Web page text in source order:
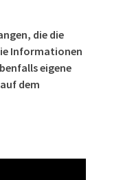
die die
Informationen
eigene
dem